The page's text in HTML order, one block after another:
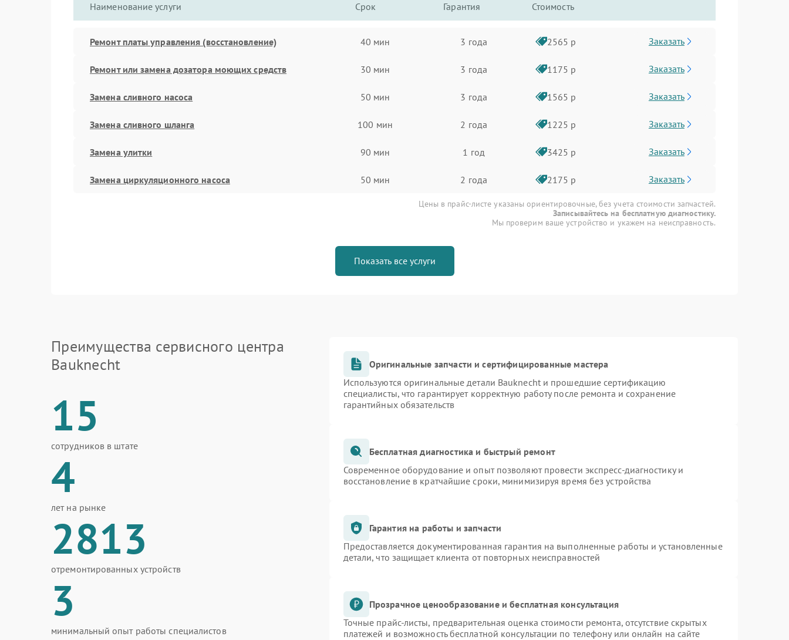
Наименование услуги Срок Гарантия Стоимость
Ремонт платы управления (восстановление) 40 мин 3 года 2565 р Заказать
Ремонт или замена дозатора моющих средств 30 мин 3 года 1175 р Заказать
Замена сливного насоса 50 мин 3 года 1565 р Заказать
Замена сливного шланга 100 мин 2 года 1225 р Заказать
Замена улитки 90 мин 1 год 3425 р Заказать
Замена циркуляционного насоса 50 мин 2 года 2175 р Заказать
Цены в прайс-листе указаны ориентировочные, без учета стоимости запчастей.
Записывайтесь на бесплатную диагностику.
Мы проверим ваше устройство и укажем на неисправность.
Показать все услуги
Преимущества сервисного центра
Bauknecht
15
сотрудников в штате
4
лет на рынке
2813
отремонтированных устройств
3
минимальный опыт работы специалистов
Оригинальные запчасти и сертифицированные мастера
Используются оригинальные детали Bauknecht и прошедшие сертификацию
специалисты, что гарантирует корректную работу после ремонта и сохранение
гарантийных обязательств
Бесплатная диагностика и быстрый ремонт
Современное оборудование и опыт позволяют провести экспресс-диагностику и
восстановление в кратчайшие сроки, минимизируя время без устройства
Гарантия на работы и запчасти
Предоставляется документированная гарантия на выполненные работы и установленные
детали, что защищает клиента от повторных неисправностей
Прозрачное ценообразование и бесплатная консультация
Точные прайс-листы, предварительная оценка стоимости ремонта, отсутствие скрытых
платежей и возможность бесплатной консультации по телефону или онлайн на сайте